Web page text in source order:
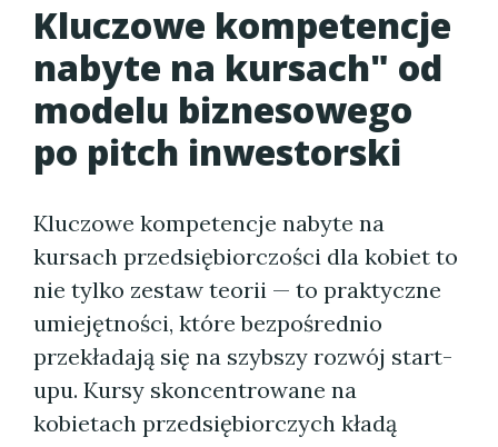
Kluczowe kompetencje
nabyte na kursach" od
modelu biznesowego
po pitch inwestorski
Kluczowe kompetencje nabyte na
kursach przedsiębiorczości dla kobiet to
nie tylko zestaw teorii — to praktyczne
umiejętności, które bezpośrednio
przekładają się na szybszy rozwój start-
upu. Kursy skoncentrowane na
kobietach przedsiębiorczych kładą